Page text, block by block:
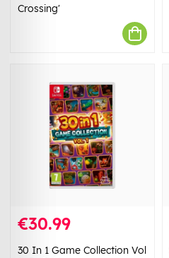
Crossing'
€30.99
30 In 1 Game Collection Vol